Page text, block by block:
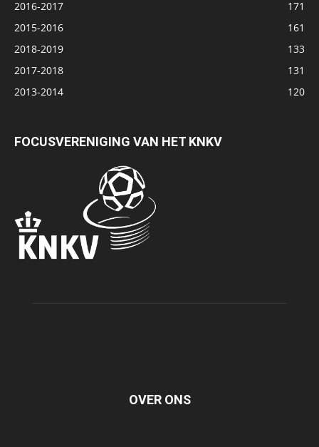
2016-2017
171
2015-2016
161
2018-2019
133
2017-2018
131
2013-2014
120
FOCUSVERENIGING VAN HET KNKV
OVER ONS